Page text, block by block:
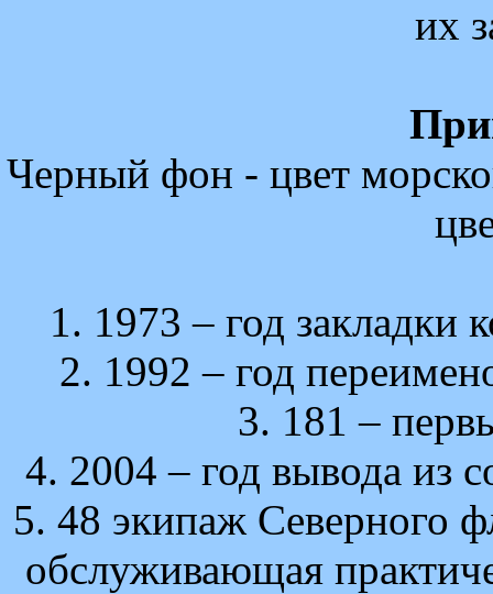
их
Черный фон - цвет
1. 1973 – год закладки
2. 1992 – год
3. 181 –
4. 2004 – год вывода из
5. 48 экипаж Северного
обслуживающая